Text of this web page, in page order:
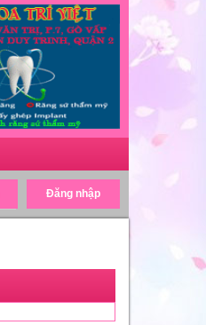
Đăng nhập